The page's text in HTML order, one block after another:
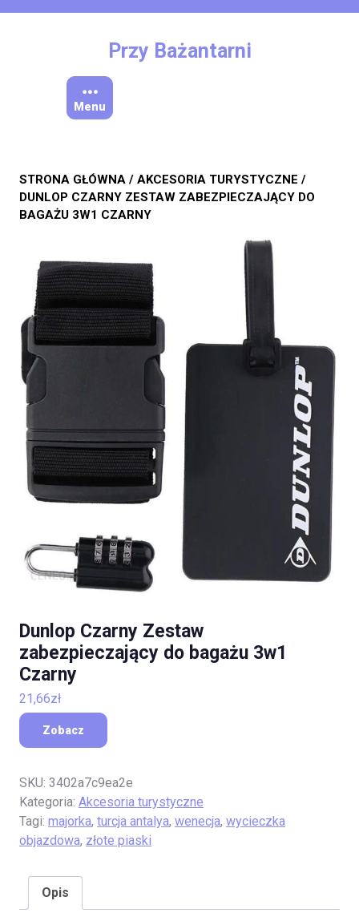
Przy Bażantarni
Menu
STRONA GŁÓWNA / AKCESORIA TURYSTYCZNE /
DUNLOP CZARNY ZESTAW ZABEZPIECZAJĄCY DO
BAGAŻU 3W1 CZARNY
Dunlop Czarny Zestaw
zabezpieczający do bagażu 3w1
Czarny
21,66zł
Zobacz
SKU: 3402a7c9ea2e
Kategoria: Akcesoria turystyczne
Tagi: majorka, turcja antalya, wenecja, wycieczka
objazdowa, złote piaski
Opis